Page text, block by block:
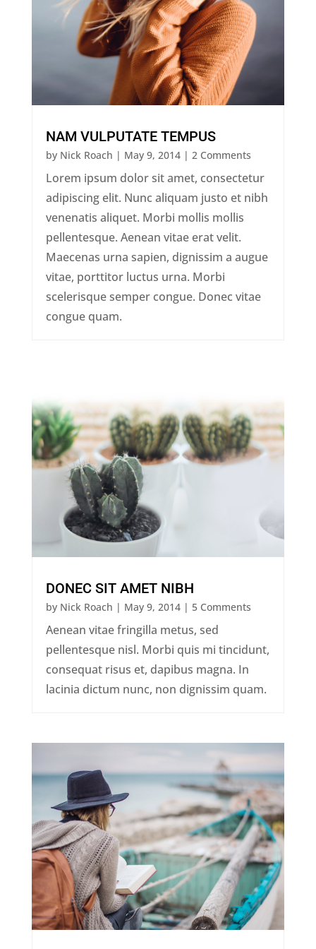
NAM VULPUTATE TEMPUS
by Nick Roach | May 9, 2014| 2 Comments
Lorem ipsum dolor sit amet, consectetur
adipiscing elit. Nunc aliquam justo et nibh
venenatis aliquet. Morbi mollis mollis
pellentesque. Aenean vitae erat velit.
Maecenas urna sapien, dignissim a augue
vitae, porttitor luctus urna. Morbi
scelerisque semper congue. Donec vitae
congue quam.
DONEC SIT AMET NIBH
by Nick Roach | May 9, 2014| 5 Comments
Aenean vitae fringilla metus, sed
pellentesque nisl. Morbi quis mi tincidunt,
consequat risus et, dapibus magna. In
lacinia dictum nunc, non dignissim quam.